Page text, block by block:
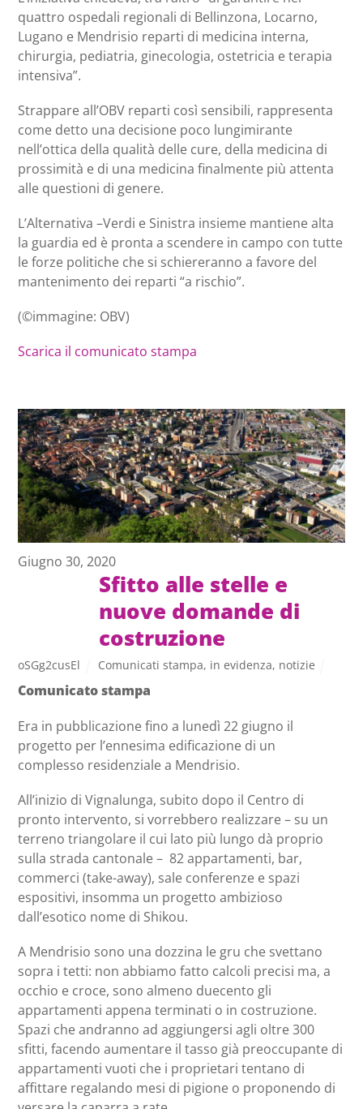
quattro ospedali regionali di Bellinzona, Locarno,
Lugano e Mendrisio reparti di medicina interna,
chirurgia, pediatria, ginecologia, ostetricia e terapia
intensiva”.
Strappare all’OBV reparti così sensibili, rappresenta
come detto una decisione poco lungimirante
nell’ottica della qualità delle cure, della medicina di
prossimità e di una medicina finalmente più attenta
alle questioni di genere.
L’Alternativa –Verdi e Sinistra insieme mantiene alta
la guardia ed è pronta a scendere in campo con tutte
le forze politiche che si schiereranno a favore del
mantenimento dei reparti “a rischio”.
(©immagine: OBV)
Scarica il comunicato stampa
Giugno 30, 2020
Sfitto alle stelle e
nuove domande di
costruzione
oSGg2cusEl Comunicati stampa, in evidenza, notizie
Comunicato stampa
Era in pubblicazione fino a lunedì 22 giugno il
progetto per l’ennesima edificazione di un
complesso residenziale a Mendrisio.
All’inizio di Vignalunga, subito dopo il Centro di
pronto intervento, si vorrebbero realizzare – su un
terreno triangolare il cui lato più lungo dà proprio
sulla strada cantonale – 82 appartamenti, bar,
commerci (take-away), sale conferenze e spazi
espositivi, insomma un progetto ambizioso
dall’esotico nome di Shikou.
A Mendrisio sono una dozzina le gru che svettano
sopra i tetti: non abbiamo fatto calcoli precisi ma, a
occhio e croce, sono almeno duecento gli
appartamenti appena terminati o in costruzione.
Spazi che andranno ad aggiungersi agli oltre 300
sfitti, facendo aumentare il tasso già preoccupante di
appartamenti vuoti che i proprietari tentano di
affittare regalando mesi di pigione o proponendo di